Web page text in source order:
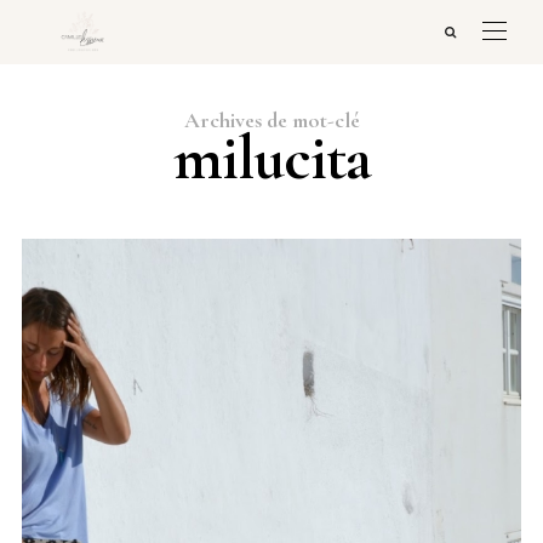
Archives de mot-clé
milucita